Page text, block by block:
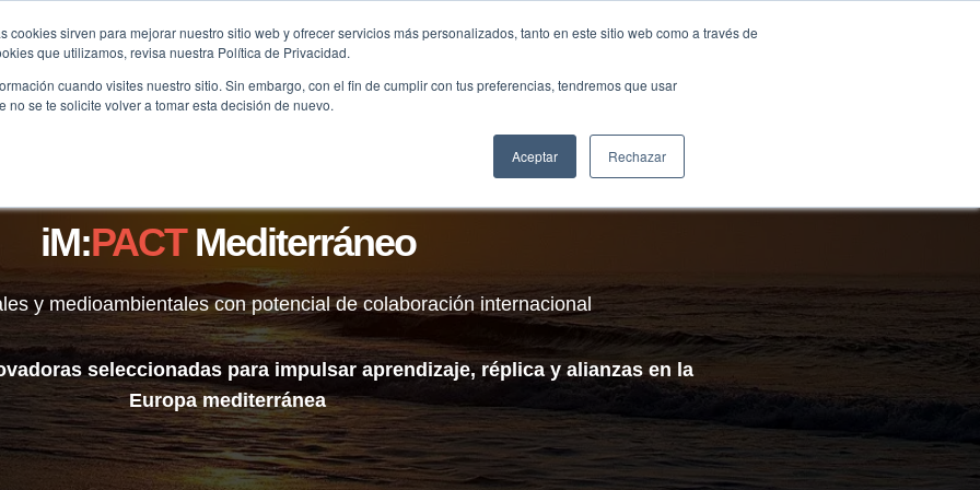
cookies sirven para mejorar nuestro sitio web y ofrecer servicios más personalizados, tanto en este sitio web como a través de
que utilizamos, revisa nuestra Política de Privacidad.
cuando visites nuestro sitio. Sin embargo, con el fin de cumplir con tus preferencias, tendremos que usar
se te solicite volver a tomar esta decisión de nuevo.
Aceptar Rechazar
B2B FILANTROPÍA LONGEVIDAD
iM:PACTMediterráneo
y medioambientales con potencial de colaboración internacional
seleccionadas para impulsar aprendizaje, réplica y alianzas en la
Europa mediterránea